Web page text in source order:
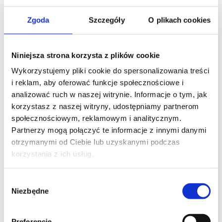
Zgoda Szczegóły O plikach cookies
Niniejsza strona korzysta z plików cookie
Wykorzystujemy pliki cookie do spersonalizowania treści
i reklam, aby oferować funkcje społecznościowe i
analizować ruch w naszej witrynie. Informacje o tym, jak
korzystasz z naszej witryny, udostępniamy partnerom
społecznościowym, reklamowym i analitycznym.
Partnerzy mogą połączyć te informacje z innymi danymi
otrzymanymi od Ciebie lub uzyskanymi podczas
korzystania z ich usług.
zgody
Niezbędne
WOJEWÓDZTWO*
wybierz województwo
FIRMA
TREŚĆ WIADOMOŚCI*